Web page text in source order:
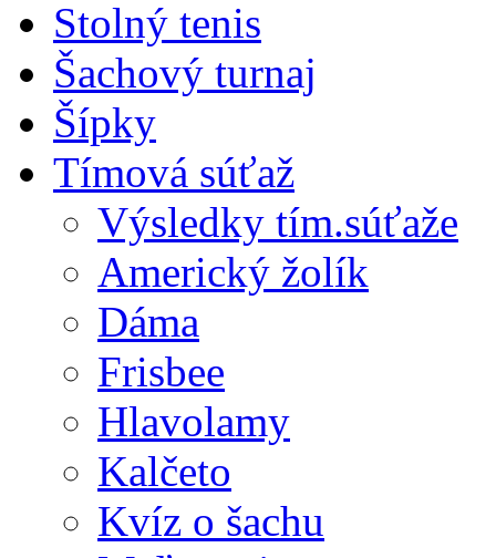
Stolný tenis
Šachový turnaj
Šípky
Tímová súťaž
Výsledky tím.súťaže
Americký žolík
Dáma
Frisbee
Hlavolamy
Kalčeto
Kvíz o šachu